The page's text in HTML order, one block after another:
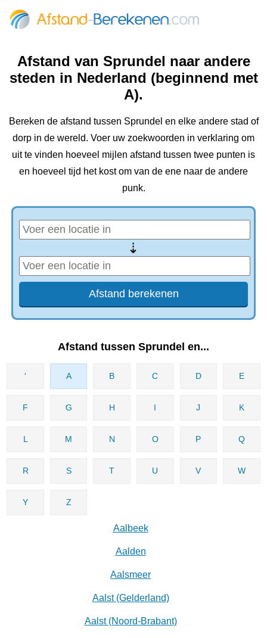
Afstand van Sprundel naar andere
steden in Nederland (beginnend met
A).
Bereken de afstand tussen Sprundel en elke andere stad of
dorp in de wereld. Voer uw zoekwoorden in verklaring om
uit te vinden hoeveel mijlen afstand tussen twee punten is
en hoeveel tijd het kost om van de ene naar de andere
punk.
⇢
Afstand tussen Sprundel en...
' A B C D E
F G H I J K
L M N O P Q
R S T U V W
Y Z
Aalbeek
Aalden
Aalsmeer
Aalst (Gelderland)
Aalst (Noord-Brabant)